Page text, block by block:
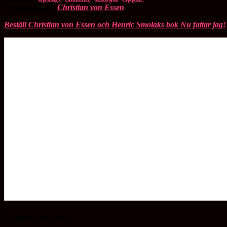
Christian von Essen
Beställ Christian von Essen och Henric Smolaks bok Nu fattar jag!